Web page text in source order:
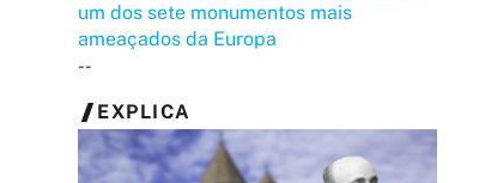
um dos sete monumentos mais
ameaçados da Europa
--
EXPLICA